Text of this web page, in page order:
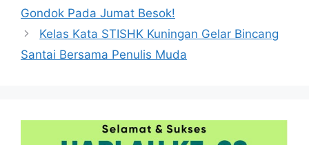
Gondok Pada Jumat Besok!
Kelas Kata STISHK Kuningan Gelar Bincang
Santai Bersama Penulis Muda